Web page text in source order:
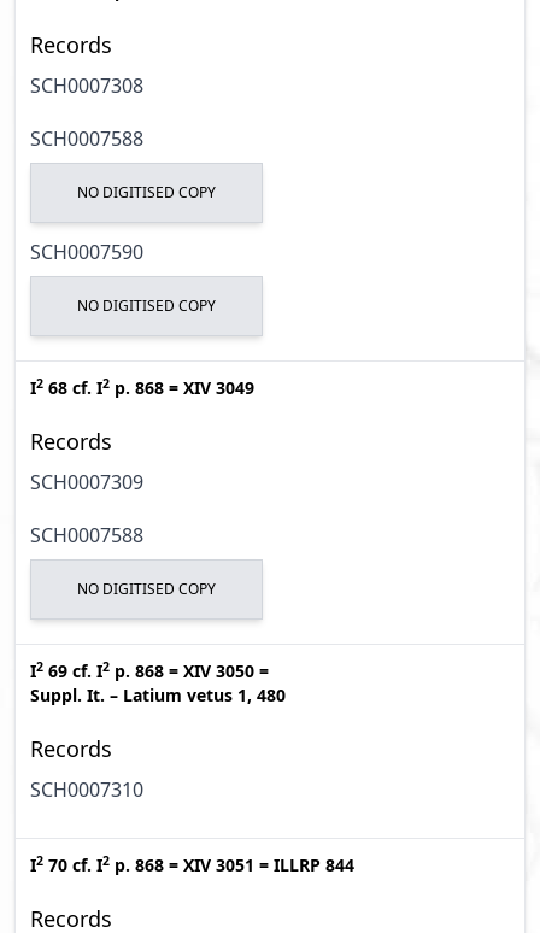
Records
SCH0007308
SCH0007588
NO DIGITISED COPY
SCH0007590
NO DIGITISED COPY
I2 68 cf. I2 p. 868 = XIV 3049
Records
SCH0007309
SCH0007588
NO DIGITISED COPY
I2 69 cf. I2 p. 868 = XIV 3050 =
Suppl. It. – Latium vetus 1, 480
Records
SCH0007310
I2 70 cf. I2 p. 868 = XIV 3051 = ILLRP 844
Records